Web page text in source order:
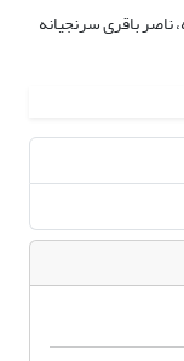
ناصر باقری سرنجیانه